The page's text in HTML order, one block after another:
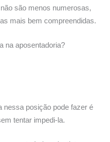
são menos numerosas,
mais bem compreendidas.
na aposentadoria?
nessa posição pode fazer é
tentar impedi-la.